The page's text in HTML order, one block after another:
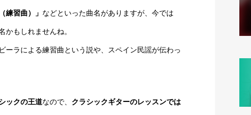
練習曲）」 などといった曲名がありますが、今では
かもしれませんね。
ーラによる練習曲という説や、スペイン民謡が伝わっ
ックの王道なので、 クラシックギターのレッスンでは